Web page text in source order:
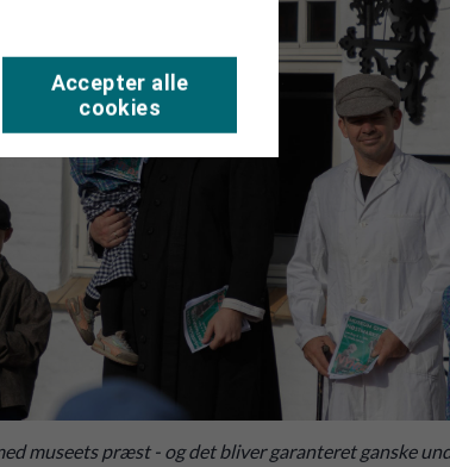
museets præst - og det bliver garanteret ganske
Accepter alle
cookies